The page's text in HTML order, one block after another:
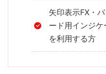
矢印表示FX・
ード用インジ
を利用する方